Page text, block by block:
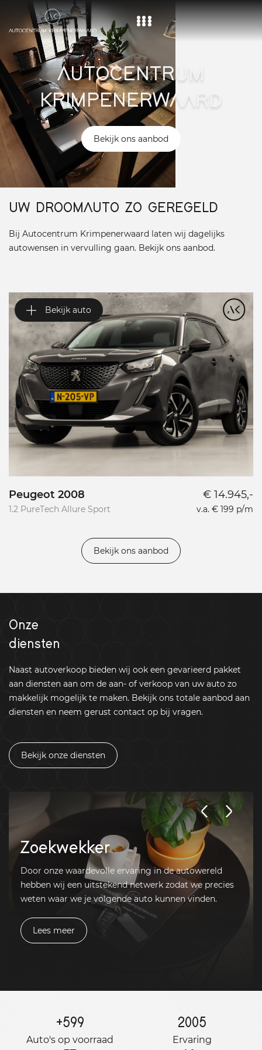
Home
Aanbod
Diensten
Over ons
Vacature
Contact
AUTOCENTRUM
KRIMPENERWAARD
Bekijk ons aanbod
UW DROOMAUTO ZO GEREGELD
Bij Autocentrum Krimpenerwaard laten wij dagelijks
autowensen in vervulling gaan. Bekijk ons aanbod.
Bekijk auto
Peugeot 2008
1.2 PureTech Allure Sport
€ 14.945,-
v.a. € 199 p/m
Bekijk ons aanbod
Onze
diensten
Naast autoverkoop bieden wij ook een gevarieerd pakket
aan diensten aan om de aan- of verkoop van uw auto zo
makkelijk mogelijk te maken. Bekijk ons totale aanbod aan
diensten en neem gerust contact op bij vragen.
Bekijk onze diensten
Zoekwekker
Door onze waardevolle ervaring in de autowereld
hebben wij een uitstekend netwerk zodat we precies
weten waar we je volgende auto kunnen vinden.
Lees meer
+599
Auto's op voorraad
2005
Ervaring